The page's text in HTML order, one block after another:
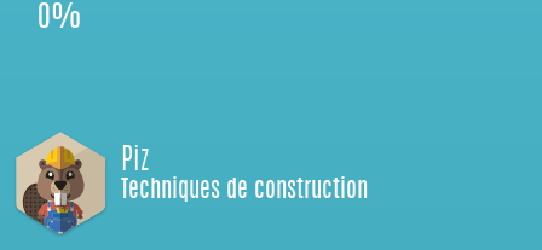
0%
Piz
Techniques de construction